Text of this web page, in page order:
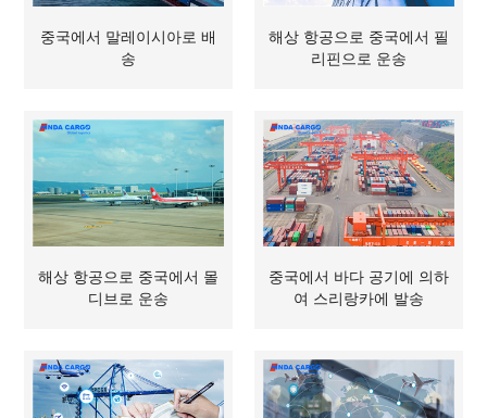
중국에서 말레이시아로 배
송
해상 항공으로 중국에서 필
리핀으로 운송
해상 항공으로 중국에서 몰
디브로 운송
중국에서 바다 공기에 의하
여 스리랑카에 발송